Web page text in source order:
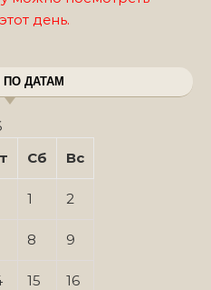
день.
ПО ДАТАМ
Сб Вс
1 2
8 9
15 16